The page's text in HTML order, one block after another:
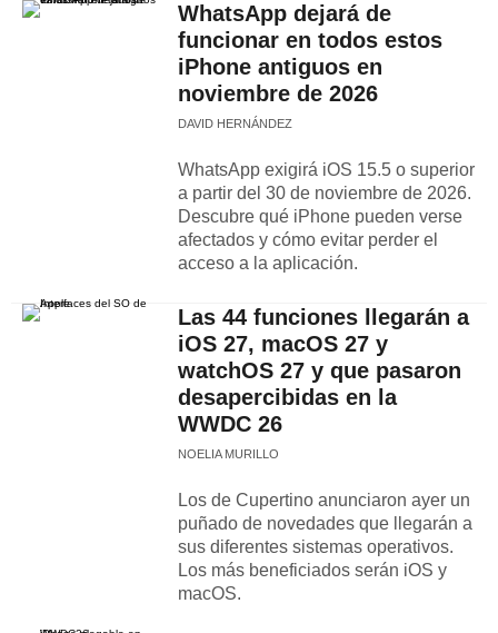
WhatsApp dejará de
funcionar en todos estos
iPhone antiguos en
noviembre de 2026
DAVID HERNÁNDEZ
WhatsApp exigirá iOS 15.5 o superior
a partir del 30 de noviembre de 2026.
Descubre qué iPhone pueden verse
afectados y cómo evitar perder el
acceso a la aplicación.
Las 44 funciones llegarán a
iOS 27, macOS 27 y
watchOS 27 y que pasaron
desapercibidas en la
WWDC 26
NOELIA MURILLO
Los de Cupertino anunciaron ayer un
puñado de novedades que llegarán a
sus diferentes sistemas operativos.
Los más beneficiados serán iOS y
macOS.